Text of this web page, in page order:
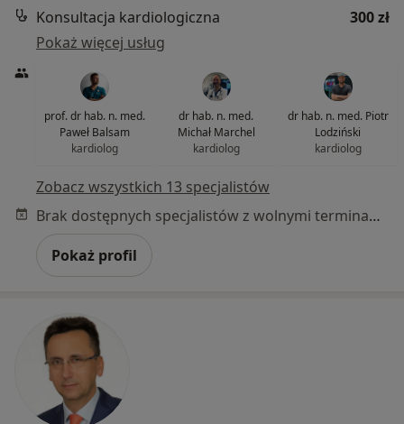
Konsultacja kardiologiczna
300 zł
Pokaż więcej usług
prof. dr hab. n. med.
Paweł Balsam
kardiolog
dr hab. n. med.
Michał Marchel
kardiolog
dr hab. n. med. Piotr
Lodziński
kardiolog
Zobacz wszystkich 13 specjalistów
Brak dostępnych specjalistów z wolnymi terminami w tym centrum medycznym.
Pokaż profil